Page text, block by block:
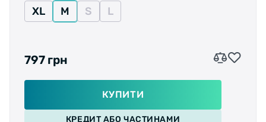
XL - 21,5 см.
XL M S L
797 грн
КУПИТИ
КРЕДИТ АБО ЧАСТИНАМИ